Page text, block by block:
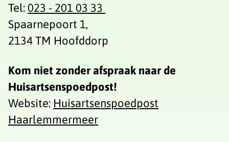
Tel:023 - 201 03 33
Spaarnepoort 1,
2134 TM Hoofddorp
Kom niet zonder afspraak naar de
Huisartsenspoedpost!
Website: Huisartsenspoedpost
Haarlemmermeer